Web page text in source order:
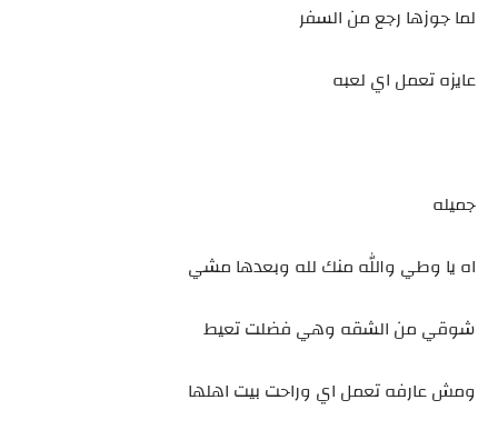
لما جوزها رجع من السفر
عايزه تعمل اي لعبه
جميله
اه يا وطي والله منك لله وبعدها مشي
شوقي من الشقه وهي فضلت تعيط
ومش عارفه تعمل اي وراحت بيت اهلها